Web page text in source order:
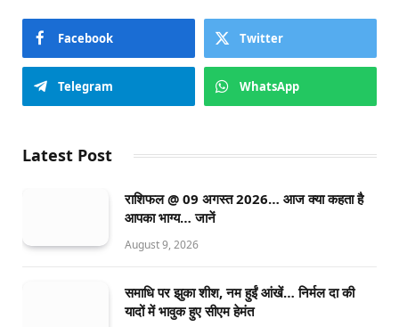
Facebook Twitter
Telegram WhatsApp
Latest Post
राशिफल @ 09 अगस्त 2026… आज क्या कहता है
आपका भाग्य… जानें
August 9, 2026
समाधि पर झुका शीश, नम हुईं आंखें… निर्मल दा की
यादों में भावुक हुए सीएम हेमंत